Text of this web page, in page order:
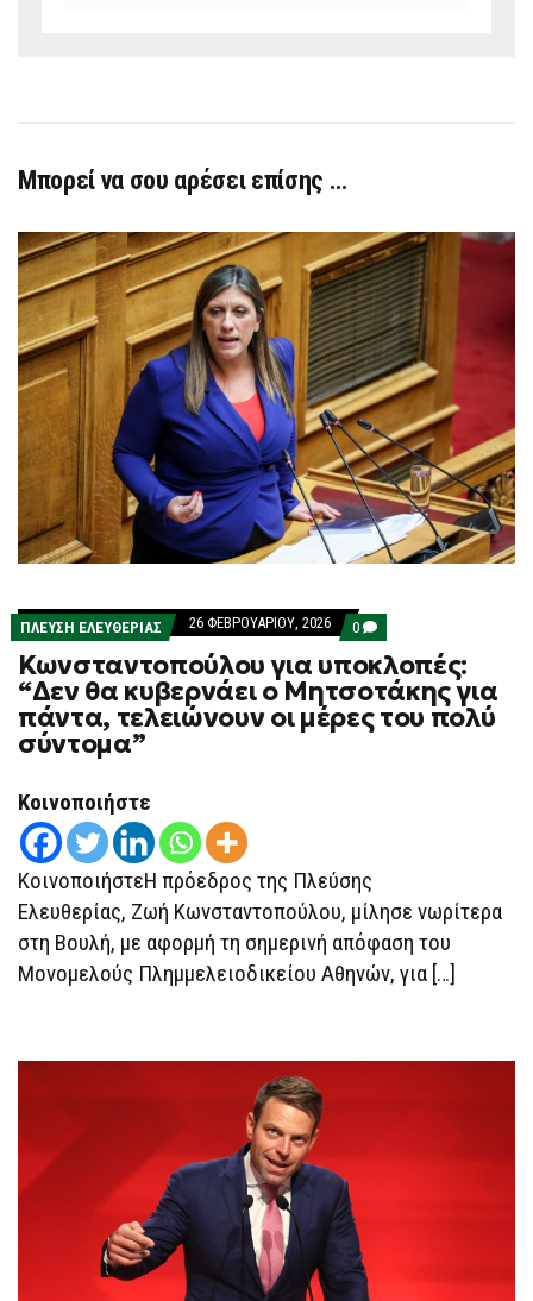
Μπορεί να σου αρέσει επίσης …
ΠΛΕΎΣΗ ΕΛΕΥΘΕΡΊΑΣ 26 ΦΕΒΡΟΥΑΡΊΟΥ, 2026 0 COMMENTS
ON
ΚΩΝΣΤΑΝΤΟΠΟΎΛΟΥ
ΓΙΑ
ΥΠΟΚΛΟΠΈΣ:
“ΔΕΝ
ΘΑ
ΜΈΡΕΣ
ΤΟΥ
ΠΟΛΎ
ΣΎΝΤΟΜΑ”
Κωνσταντοπούλου για υποκλοπές:
“Δεν θα κυβερνάει ο Μητσοτάκης για
πάντα, τελειώνουν οι μέρες του πολύ
σύντομα”
Κοινοποιήστε
ΚοινοποιήστεΗ πρόεδρος της Πλεύσης
Ελευθερίας, Ζωή Κωνσταντοπούλου, μίλησε νωρίτερα
στη Βουλή, με αφορμή τη σημερινή απόφαση του
Μονομελούς Πλημμελειοδικείου Αθηνών, για […]